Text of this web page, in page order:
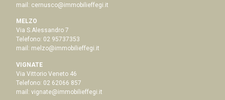
mail: cernusco@immobilieffegi.it
MELZO
Via S.Alessandro 7
Telefono: 02 95737353
mail: melzo@immobilieffegi.it
VIGNATE
Via Vittorio Veneto 46
Telefono: 02 62066 857
mail:vignate@immobilieffegi.it